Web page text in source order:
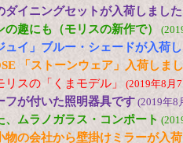
ダイニングセットが入荷しました
の趣にも（モリスの新作で）
ュイ」ブルー・シェードが入荷
「ストーンウェア」入荷しま
リスの「くまモデル」 (2019年8月
フが付いた照明器具です (2019年8
、ムラノガラス・コンポート
物の会社から壁掛けミラーが入荷